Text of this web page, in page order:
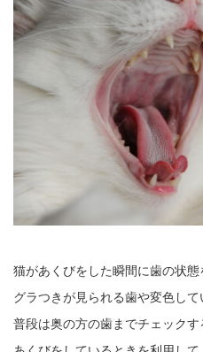
猫があくびをした瞬間に歯の状態
グラつきが見られる歯や変色し
普段は奥の方の歯までチェックす